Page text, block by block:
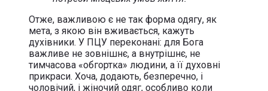
Отже, важливою є не так форма одягу, як
мета, з якою він вживається, кажуть
духівники. У ПЦУ переконані: для Бога
важливе не зовнішнє, а внутрішнє, не
тимчасова «обгортка» людини, а її духовні
прикраси. Хоча, додають, безперечно, і
чоловічий, і жіночий одяг, особливо коли